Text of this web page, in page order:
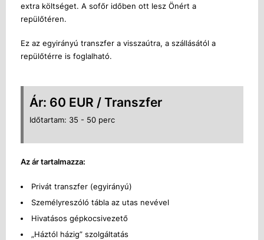
extra költséget. A sofőr időben ott lesz Önért a
repülőtéren.
Ez az egyirányú transzfer a visszaútra, a szállásától a
repülőtérre is foglalható.
Ár: 60 EUR / Transzfer
Időtartam: 35 - 50 perc
Az ár tartalmazza:
Privát transzfer (egyirányú)
Személyreszóló tábla az utas nevével
Hivatásos gépkocsivezető
„Háztól házig” szolgáltatás